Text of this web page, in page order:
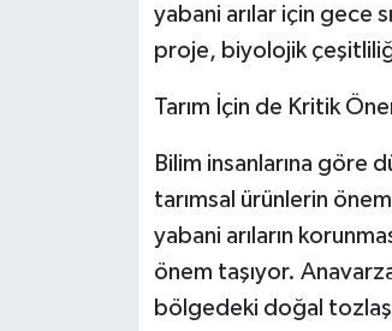
yabani arılar için gece
proje, biyolojik
Tarım İçin de Kritik
Bilim insanlarına göre
tarımsal ürünlerin
yabani arıların
önem taşıyor.
bölgedeki doğal